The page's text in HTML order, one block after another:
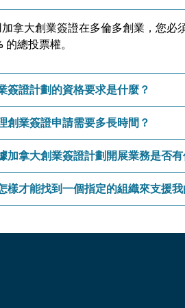
拿大創業簽證在多倫多創業，您必
的總投票權。
簽證計劃的資格要求是什麼？
創業簽證申請需要多長時間？
加拿大創業簽證計劃開展業務是否
樣才能找到一個指定的組織來支援